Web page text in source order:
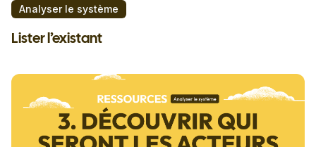
Analyser le système
Lister l’existant